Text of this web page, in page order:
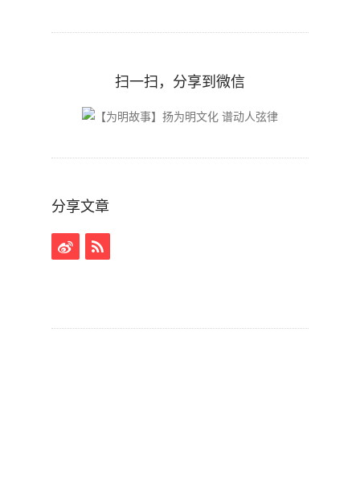
扫一扫，分享到微信
分享文章